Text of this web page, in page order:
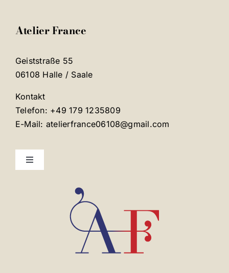
Atelier France
Geiststraße 55
06108 Halle / Saale
Kontakt
Telefon: +49 179 1235809
E-Mail: atelierfrance06108@gmail.com
Toggle
Mentions légales